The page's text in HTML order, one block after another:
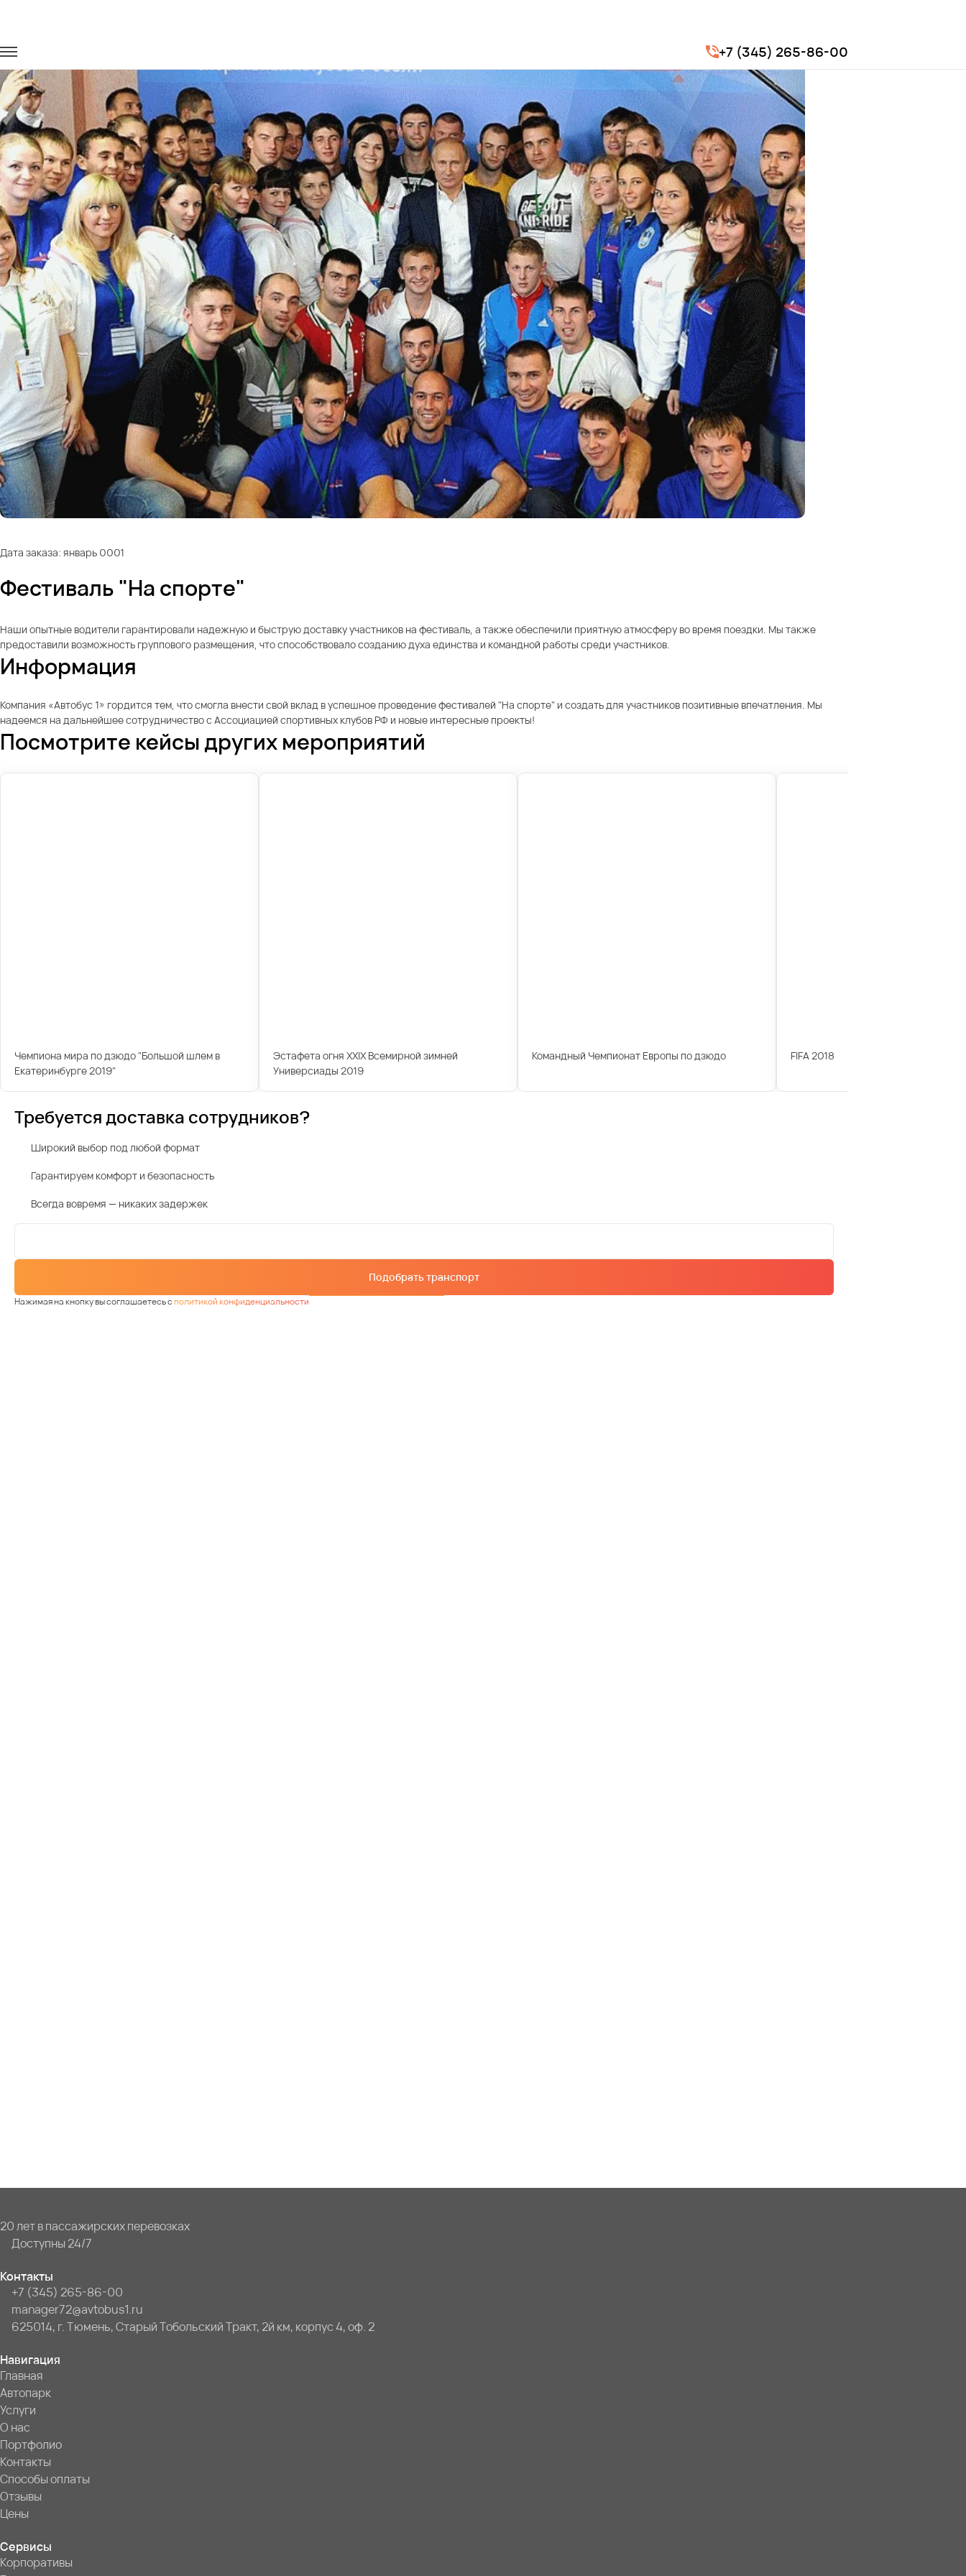
+7 (345) 265-86-00
Дата заказа: январь 0001
Фестиваль "На спорте"
Наши опытные водители гарантировали надежную и быструю доставку участников на фестиваль, а также обеспечили приятную атмосферу во время поездки. Мы также
предоставили возможность группового размещения, что способствовало созданию духа единства и командной работы среди участников.
Информация
Компания «Автобус 1» гордится тем, что смогла внести свой вклад в успешное проведение фестивалей "На спорте" и создать для участников позитивные впечатления. Мы
надеемся на дальнейшее сотрудничество с Ассоциацией спортивных клубов РФ и новые интересные проекты!
Посмотрите кейсы других мероприятий
Чемпиона мира по дзюдо "Большой шлем в
Екатеринбурге 2019"
Эстафета огня XXIX Всемирной зимней
Универсиады 2019
Командный Чемпионат Европы по дзюдо FIFA 2018
Требуется доставка сотрудников?
Широкий выбор под любой формат
Гарантируем комфорт и безопасность
Всегда вовремя — никаких задержек
Подобрать транспорт
Нажимая на кнопку вы соглашаетесь сполитикой конфиденциальности
20 лет в пассажирских перевозках
Доступны 24/7
Контакты
+7 (345) 265-86-00
manager72@avtobus1.ru
625014, г. Тюмень, Старый Тобольский Тракт, 2й км, корпус 4, оф. 2
Навигация
Главная
Автопарк
Услуги
О нас
Портфолио
Контакты
Способы оплаты
Отзывы
Цены
Сервисы
Корпоративы